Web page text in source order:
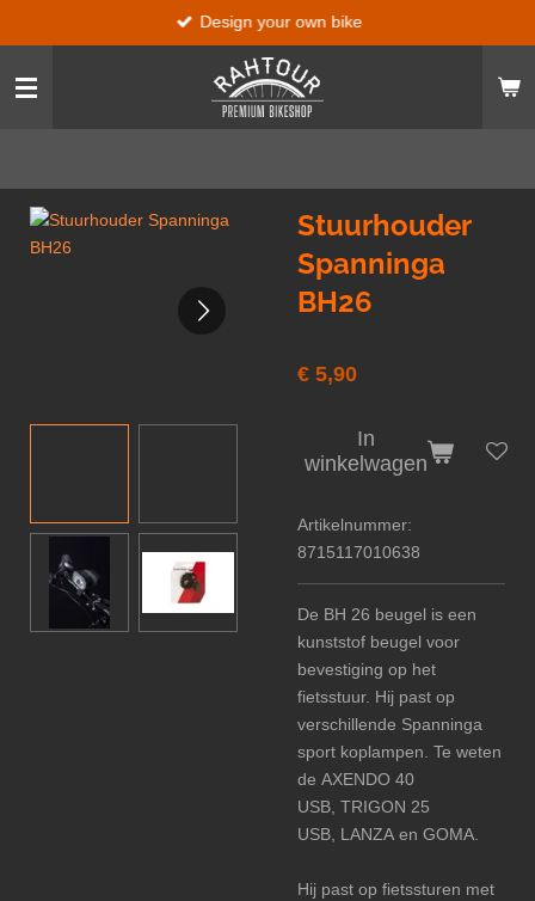
direct
naar
hoofdinhoud
Design your own bike
Stuurhouder
Spanninga
BH26
€ 5,90
In
winkelwagen
Artikelnummer:
8715117010638
De BH 26 beugel is een
kunststof beugel voor
bevestiging op het
fietsstuur. Hij past op
verschillende Spanninga
sport koplampen. Te weten
de AXENDO 40
USB, TRIGON 25
USB, LANZA en GOMA.
Hij past op fietssturen met